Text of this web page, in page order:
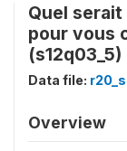
Quel
pour vous
(s12q03_5)
Data file:
Overview